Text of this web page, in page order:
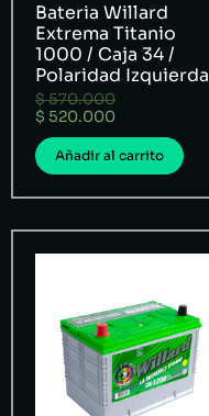
Bateria Willard
Extrema Titanio
1000 / Caja 34 /
Polaridad Izquierda
$570.000
$ 520.000
Añadir al carrito